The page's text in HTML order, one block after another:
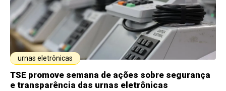
urnas eletrônicas
TSE promove semana de ações sobre segurança
e transparência das urnas eletrônicas